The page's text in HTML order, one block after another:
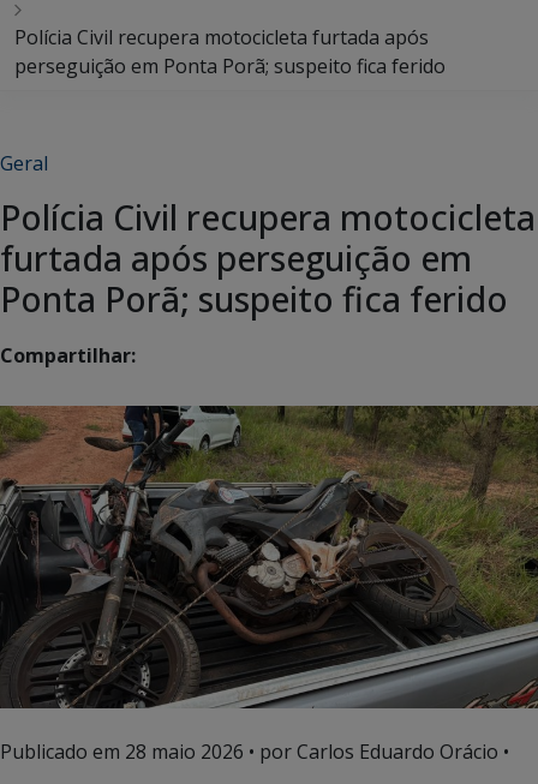
Polícia Civil recupera motocicleta furtada após
perseguição em Ponta Porã; suspeito fica ferido
Geral
Polícia Civil recupera motocicleta
furtada após perseguição em
Ponta Porã; suspeito fica ferido
Compartilhar:
Publicado em 28 maio 2026 • por Carlos Eduardo Orácio •